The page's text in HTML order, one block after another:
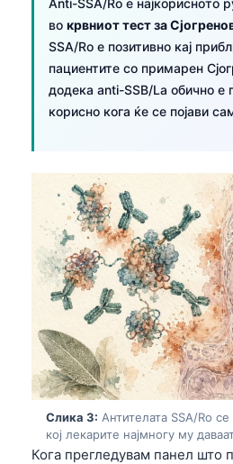
Anti-SSA/Ro е најкорисното
во крвниот тест за
SSA/Ro е позитивно кај
пациентите со примарен
додека anti-SSB/La обично е
корисно кога ќе се појави
Слика 3: Антителата SSA/Ro
кој лекарите најмногу му
Кога прегледувам панел што